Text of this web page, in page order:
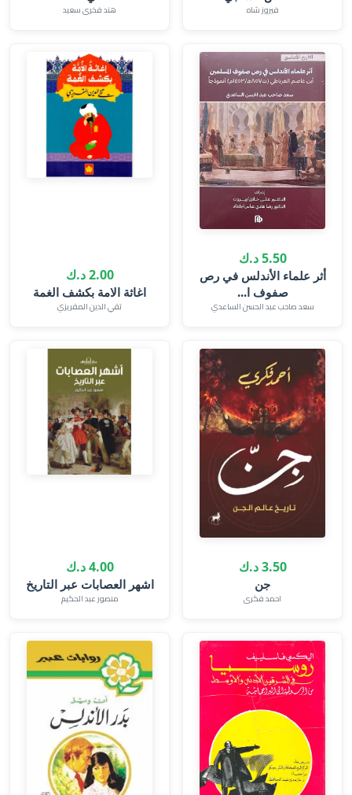
فيروز شاه هند فخرى سعيد
5.50 د.ك
أثر علماء الأندلس في رص
صفوف ا...
سعد صاحب عبد الحسن الساعدي
2.00 د.ك
تقي الدين المقريزي‎
3.50 د.ك
جن
احمد فكرى
4.00 د.ك
اشهر العصابات عبر التاريخ
منصور عبد الحكيم